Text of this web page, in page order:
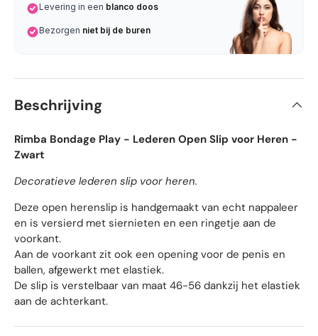
Levering in een blanco doos
Bezorgen niet bij de buren
Beschrijving
Rimba Bondage Play - Lederen Open Slip voor Heren -
Zwart
Decoratieve lederen slip voor heren.
Deze open herenslip is handgemaakt van echt nappaleer
en is versierd met siernieten en een ringetje aan de
voorkant.
Aan de voorkant zit ook een opening voor de penis en
ballen, afgewerkt met elastiek.
De slip is verstelbaar van maat 46-56 dankzij het elastiek
aan de achterkant.